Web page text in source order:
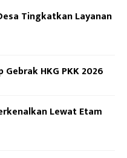
Tingkatkan Layanan
HKG PKK 2026
Lewat Etam